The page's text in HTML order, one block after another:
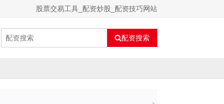
股票交易工具_配资炒股_配资技巧网站
配资搜索